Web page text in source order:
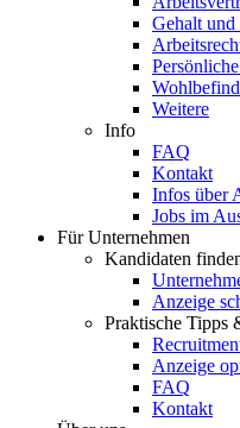
Gehalt und
Weitere
Info
FAQ
Kontakt
Infos über
Jobs im
Für Unternehmen
Kandidaten
Anzeige
Praktische Tipps
Anzeige
FAQ
Kontakt